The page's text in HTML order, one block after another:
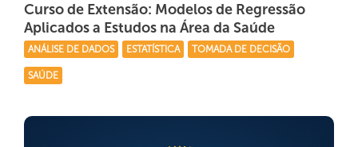
Curso de Extensão: Modelos de Regressão
Aplicados a Estudos na Área da Saúde
ANÁLISE DE DADOS ESTATÍSTICA TOMADA DE DECISÃO
SAÚDE